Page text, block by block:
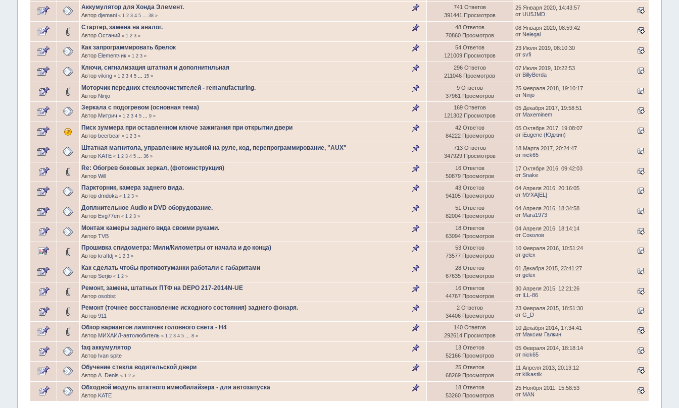
Аккумулятор для Хонда Элемент.
Автор djemani « 1 2 3 4 5 ... 38»
741 Ответов
391441 Просмотров
25 Января 2020, 14:43:57
от UU5JMD
Стартер, замена на аналог.
Автор Останий « 1 2 3»
48 Ответов
70860 Просмотров
08 Января 2020, 08:59:42
от Nelegal
Как запрограммировать брелок
Автор Еlеmеntчик « 1 2 3»
54 Ответов
121009 Просмотров
23 Июля 2019, 08:10:30
от svfi
Ключи, сигнализация штатная и дополнитнльная
Автор viking « 1 2 3 4 5 ... 15»
296 Ответов
211046 Просмотров
07 Июля 2019, 10:22:53
от BillyBerda
Моторчик передних стеклоочистителей - remanufacturing.
Автор Ninjo
9 Ответов
37961 Просмотров
25 Февраля 2018, 19:10:17
от Ninjo
Зеркала с подогревом (основная тема)
Автор Митрич « 1 2 3 4 5 ... 9»
169 Ответов
121302 Просмотров
05 Декабря 2017, 19:58:51
от Maxeminem
Писк зуммера при оставленном ключе зажигания при открытии двери
Автор beerbear « 1 2 3»
42 Ответов
84222 Просмотров
05 Октября 2017, 19:08:07
от iEugene (Юджин)
Штатная магнитола, управлениие музыкой на руле, код, перепрограммирование, "AUX"
Автор KATE « 1 2 3 4 5 ... 36»
713 Ответов
347929 Просмотров
18 Марта 2017, 20:24:47
от nick65
Re: Обогрев боковых зеркал, (фотоинструкция)
Автор Will
16 Ответов
50879 Просмотров
17 Октября 2016, 09:42:03
от Snake
Паркторник, камера заднего вида.
Автор dmdoka « 1 2 3»
43 Ответов
94105 Просмотров
04 Апреля 2016, 20:16:05
от МУХА[ЕL]
Доплнительное Audio и DVD оборудование.
Автор Evg77en « 1 2 3»
51 Ответов
82004 Просмотров
04 Апреля 2016, 18:34:58
от Mara1973
Монтаж камеры заднего вида своими руками.
Автор TVB
18 Ответов
63094 Просмотров
04 Апреля 2016, 18:14:14
от Соколов
Прошивка спидометра: Мили/Километры от начала и до конца)
Автор kraftdj « 1 2 3»
53 Ответов
73577 Просмотров
10 Февраля 2016, 10:51:24
от gelex
Как сделать чтобы противотуманки работали с габаритами
Автор Serjio « 1 2»
28 Ответов
67635 Просмотров
01 Декабря 2015, 23:41:27
от gelex
Ремонт, замена, штатных ПТФ на DEPO 217-2014N-UE
Автор osobist
16 Ответов
44767 Просмотров
30 Апреля 2015, 12:21:26
от
ILL-86
Ремонт (точнее восстановление исходного состояния) заднего фонаря.
Автор 911
2 Ответов
34406 Просмотров
23 Февраля 2015, 18:51:30
от G_D
Обзор вариантов лампочек головного света - H4
Автор МИХАИЛ-автолюбитель « 1 2 3 4 5 ... 8»
140 Ответов
292614 Просмотров
10 Декабря 2014, 17:34:41
от Максим Галкин
faq аккумулятор
Автор Ivan spite
13 Ответов
52166 Просмотров
05 Февраля 2014, 18:18:14
от nick65
Обучение стекла водительской двери
Автор A_Denis « 1 2»
25 Ответов
68269 Просмотров
11 Апреля 2013, 20:13:12
от klikastik
Обходной модуль штатного иммобилайзера - для автозапуска
Автор KATE
18 Ответов
53260 Просмотров
25 Ноября 2011, 15:58:53
от MAN